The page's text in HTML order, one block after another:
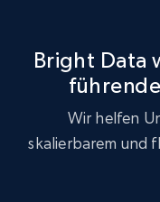
posts by array
ID, User posted,
posted, Photos,
Bright Data
Wir helfen
skalierbarem und